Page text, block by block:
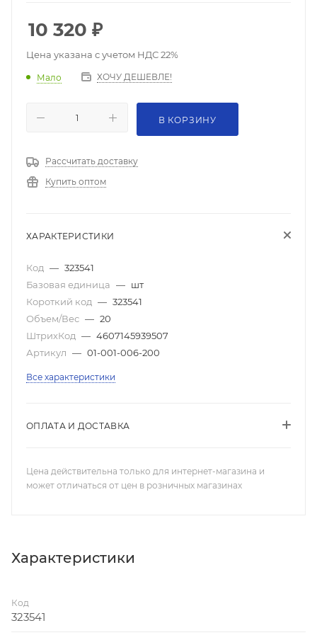
10 320 ₽
Цена указана с учетом НДС 22%
Мало ХОЧУ ДЕШЕВЛЕ!
В КОРЗИНУ
Рассчитать доставку
Купить оптом
ХАРАКТЕРИСТИКИ
Код — 323541
Базовая единица — шт
Короткий код — 323541
Объем/Вес — 20
ШтрихКод — 4607145939507
Артикул — 01-001-006-200
Все характеристики
ОПЛАТА И ДОСТАВКА
Цена действительна только для интернет-магазина и
может отличаться от цен в розничных магазинах
Характеристики
Код
323541